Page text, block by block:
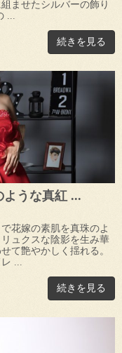
ませたシルバーの飾り
...
続きを見る
うな真紅 ...
花嫁の素肌を真珠のよ
ュクスな陰影を生み華
て艶やかしく揺れる。
...
続きを見る